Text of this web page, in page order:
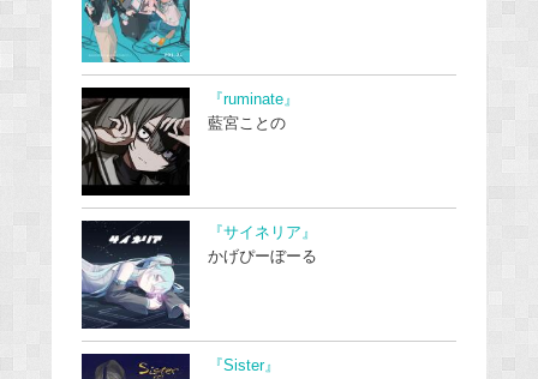
『ruminate』
藍宮ことの
『サイネリア』
かげぴーぼーる
『Sister』